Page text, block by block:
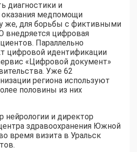
диагностики и
медпомощи
же, для борьбы с фиктивными
внедряется цифровая
Параллельно
цифровой идентификации
«Цифровой документ»
Уже 62
региона используют
половины из них
нейрологии и директор
здравоохранения Южной
время визита в Уральск